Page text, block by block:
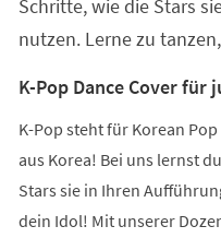
Schritte, wie die Stars
nutzen. Lerne zu
K-Pop Dance Cover für
K-Pop steht für Korean
aus Korea! Bei uns lernst
Stars sie in Ihren
dein Idol! Mit unserer